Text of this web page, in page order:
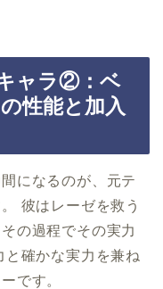
ャラ②：ベ
性能と加入
になるのが、元テ
彼はレーゼを救う
の過程でその実力
と確かな実力を兼ね
です。